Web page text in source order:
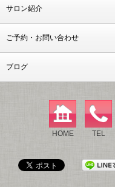
サロン紹介
ご予約・お問い合わせ
ブログ
HOME TEL